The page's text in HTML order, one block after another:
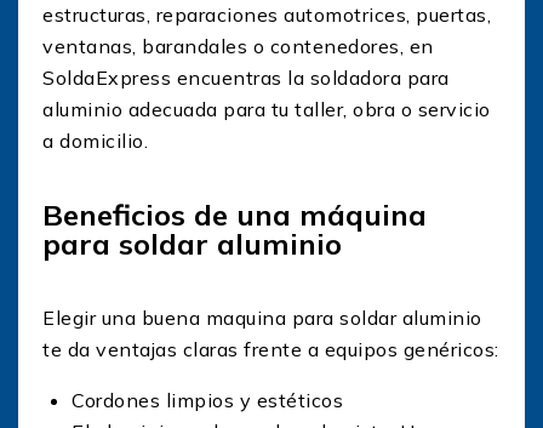
estructuras, reparaciones automotrices, puertas,
ventanas, barandales o contenedores, en
SoldaExpress encuentras la soldadora para
aluminio adecuada para tu taller, obra o servicio
a domicilio.
Beneficios de una máquina
para soldar aluminio
Elegir una buena maquina para soldar aluminio
te da ventajas claras frente a equipos genéricos:
Cordones limpios y estéticos